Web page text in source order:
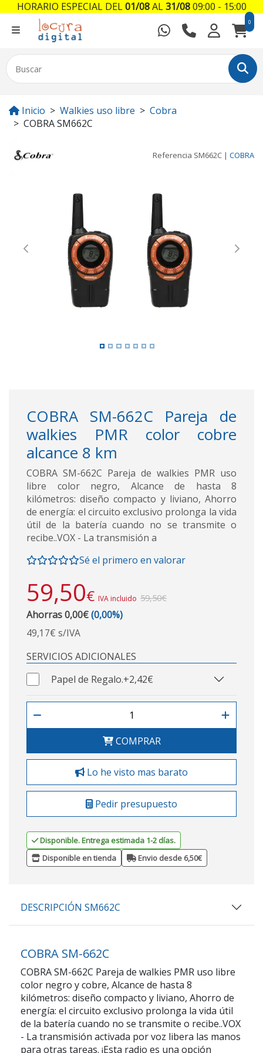
0
Inicio Walkies uso libre
Cobra
COBRA SM662C
Referencia SM662C | COBRA
Previous Next
COBRA SM-662C Pareja de
walkies PMR color cobre
alcance 8 km
COBRA SM-662C Pareja de walkies PMR uso
libre color negro, Alcance de hasta 8
kilómetros: diseño compacto y liviano, Ahorro
de energía: el circuito exclusivo prolonga la vida
útil de la batería cuando no se transmite o
recibe..VOX - La transmisión a
Sé el primero en valorar
59,50€ IVA incluido 59,50€
Ahorras 0,00€(0,00%)
49,17€ s/IVA
SERVICIOS ADICIONALES
Papel de Regalo.+2,42€
COMPRAR
Lo he visto mas barato
Pedir presupuesto
Disponible. Entrega estimada 1-2 días.
Disponible en tienda
Envio desde 6,50€
DESCRIPCIÓN SM662C
COBRA SM-662C
COBRA SM-662C Pareja de walkies PMR uso libre
color negro y cobre, Alcance de hasta 8
kilómetros: diseño compacto y liviano, Ahorro de
energía: el circuito exclusivo prolonga la vida útil
de la batería cuando no se transmite o recibe..VOX
- La transmisión activada por voz libera las manos
para otras tareas. ¡Esta radio es una opción
HORARIO ESPECIAL DEL01/08AL31/0809:00 - 15:00